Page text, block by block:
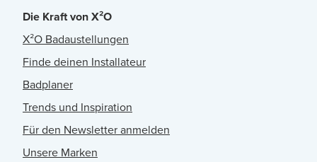
Die Kraft von X²O
X²O Badaustellungen
Finde deinen Installateur
Badplaner
Trends und Inspiration
Für den Newsletter anmelden
Unsere Marken